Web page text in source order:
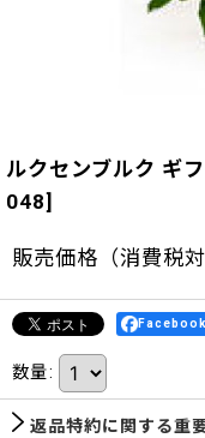
ルクセンブルク ギ
048]
販売価格（消費税対
数量:
返品特約に関する重